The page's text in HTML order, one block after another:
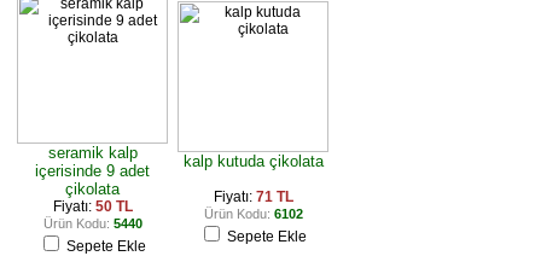
seramik kalp
içerisinde 9 adet
çikolata
Fiyatı: 50 TL
Ürün Kodu: 5440
Sepete Ekle
kalp kutuda çikolata
Fiyatı: 71 TL
Ürün Kodu: 6102
Sepete Ekle